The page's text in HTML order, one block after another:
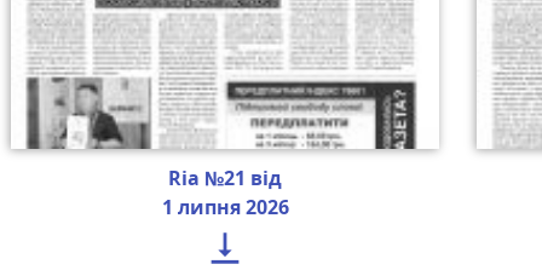
Ria №21 від
1 липня 2026
